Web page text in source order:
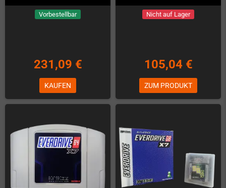
Vorbestellbar
231,09 €
KAUFEN
Nicht auf Lager
105,04 €
ZUM PRODUKT